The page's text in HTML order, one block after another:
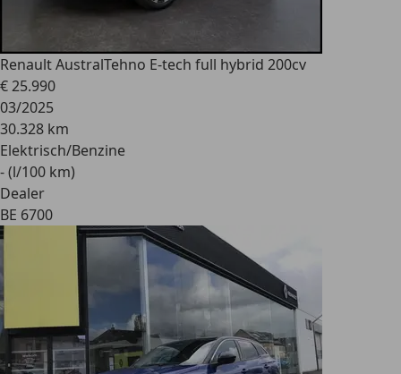
Renault AustralTehno E-tech full hybrid 200cv
€ 25.990
03/2025
30.328 km
Elektrisch/Benzine
- (l/100 km)
Dealer
BE 6700